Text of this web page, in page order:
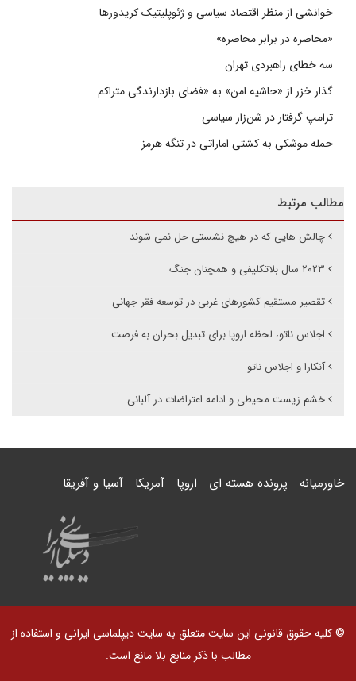
خوانشی از منظر اقتصاد سیاسی و ژئوپلیتیک کریدورها
«محاصره در برابر محاصره»
سه خطای راهبردی تهران
گذار خزر از «حاشیه امن» به «فضای بازدارندگی متراکم
ترامپ گرفتار در شن‌زار سیاسی
حمله موشکی به کشتی اماراتی در تنگه هرمز
مطالب مرتبط
چالش هایی که در هیچ نشستی حل نمی شوند
۲۰۲۳ سال بلاتکلیفی و همچنان جنگ
تقصیر مستقیم کشورهای غربی در توسعه فقر جهانی
اجلاس ناتو، لحظه اروپا برای تبدیل بحران به فرصت
آنکارا و اجلاس ناتو
خشم زیست محیطی و ادامه اعتراضات در آلبانی
خاورمیانه پرونده هسته ای اروپا آمریکا آسیا و آفریقا
© کلیه حقوق قانونی این سایت متعلق به سایت دیپلماسی ایرانی و استفاده از
مطالب با ذکر منابع بلا مانع است.